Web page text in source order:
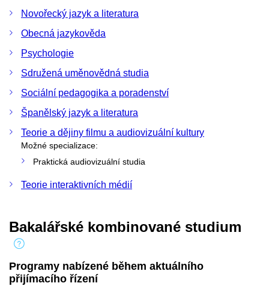
Novořecký jazyk a literatura
Obecná jazykověda
Psychologie
Sdružená uměnovědná studia
Sociální pedagogika a poradenství
Španělský jazyk a literatura
Teorie a dějiny filmu a audiovizuální kultury
Možné specializace:
Praktická audiovizuální studia
Teorie interaktivních médií
Bakalářské kombinované studium
Programy nabízené během aktuálního
přijímacího řízení